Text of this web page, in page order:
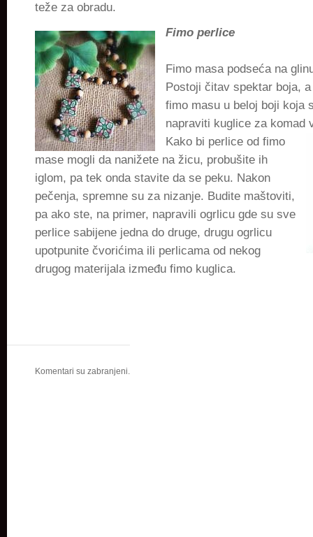
teže za obradu.
Fimo perlice
Fimo masa podseća na
Postoji čitav spektar boja,
fimo masu u beloj boji koja
napraviti kuglice za komad
Kako bi perlice od fimo
mase mogli da nanižete na žicu, probušite ih
iglom, pa tek onda stavite da se peku. Nakon
pečenja, spremne su za nizanje. Budite maštoviti,
pa ako ste, na primer, napravili ogrlicu gde su sve
perlice sabijene jedna do druge, drugu ogrlicu
upotpunite čvorićima ili perlicama od nekog
drugog materijala između fimo kuglica.
Komentari su zabranjeni.